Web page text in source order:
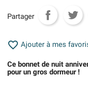
Partager
 Ajouter à mes
Ce bonnet de nuit
pour un gros dormeur !